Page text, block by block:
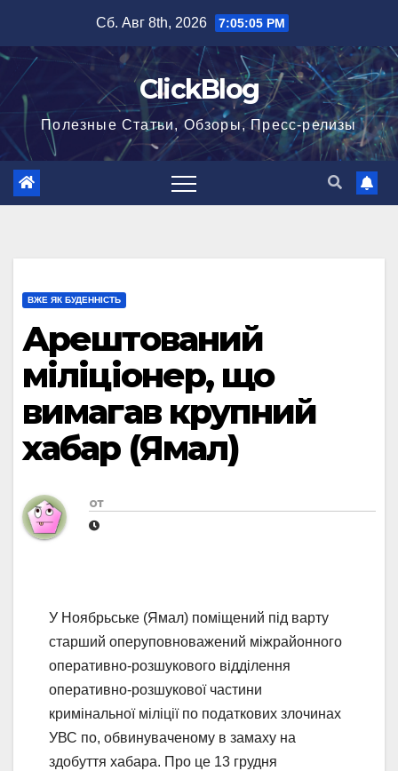
содержимому
Сб. Авг 8th, 2026 7:05:06 PM
ClickBlog
Полезные Статьи, Обзоры, Пресс-релизы
ВЖЕ ЯК БУДЕННІСТЬ
Арештований
міліціонер, що
вимагав крупний
хабар (Ямал)
от
У Ноябрьське (Ямал) поміщений під варту
старший оперуповноважений міжрайонного
оперативно-розшукового відділення
оперативно-розшукової частини
кримінальної міліції по податкових злочинах
УВС по, обвинуваченому в замаху на
здобуття хабара. Про це 13 грудня